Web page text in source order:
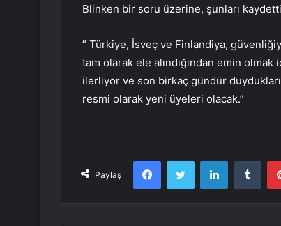
Blinken bir soru üzerine, şunları
” Türkiye, İsveç ve Finlandiya,
tam olarak ele alındığından emin
ilerliyor ve son birkaç gündür
resmi olarak yeni üyeleri olacak.”
Paylaş
FacebookTwitter LinkedIn